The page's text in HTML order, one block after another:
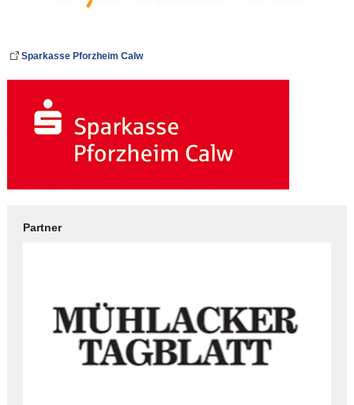
Sparkasse Pforzheim Calw
Partner